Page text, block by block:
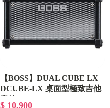
【BOSS】DUAL CUBE LX
DCUBE-LX 桌面型極致吉他
$ 10,900